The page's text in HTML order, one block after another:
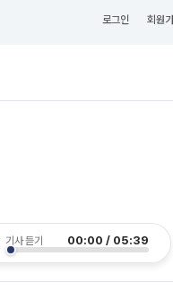
로그인 회원
기사 듣기 00:00 / 05:39